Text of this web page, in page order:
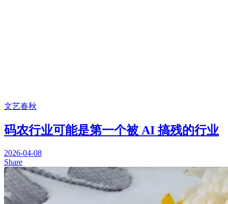
文艺春秋
码农行业可能是第一个被 AI 搞残的行业
2026-04-08
Share